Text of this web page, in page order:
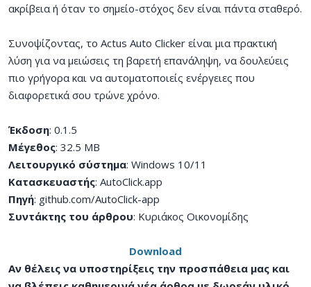
ακρίβεια ή όταν το σημείο-στόχος δεν είναι πάντα σταθερό.
Συνοψίζοντας, το Actus Auto Clicker είναι μια πρακτική
λύση για να μειώσεις τη βαρετή επανάληψη, να δουλεύεις
πιο γρήγορα και να αυτοματοποιείς ενέργειες που
διαφορετικά σου τρώνε χρόνο.
Έκδοση: 0.1.5
Μέγεθος: 32.5 MB
Λειτουργικό σύστημα: Windows 10/11
Κατασκευαστής: AutoClick.app
Πηγή: github.com/AutoClick-app
Συντάκτης του άρθρου: Κυριάκος Οικονομίδης
Download
Αν θέλεις να υποστηρίξεις την προσπάθεια μας και